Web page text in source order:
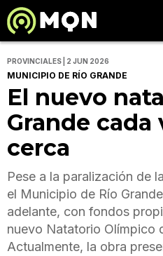
PROVINCIALES | 2 JUN 2026
MUNICIPIO DE RÍO GRANDE
El nuevo
Grande cada
cerca
Pese a la paralización de
el Municipio de Río
adelante, con fondos
nuevo Natatorio Olímpico
Actualmente, la obra